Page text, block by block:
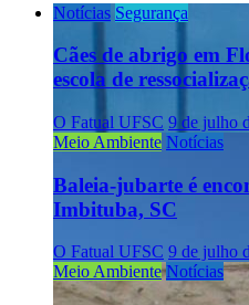
Notícias Segurança
Cães de abrigo em
escola de
O Fatual UFSC 9 de julho
Meio Ambiente Notícias
Baleia-jubarte é
Imbituba, SC
O Fatual UFSC 9 de julho
Meio Ambiente Notícias